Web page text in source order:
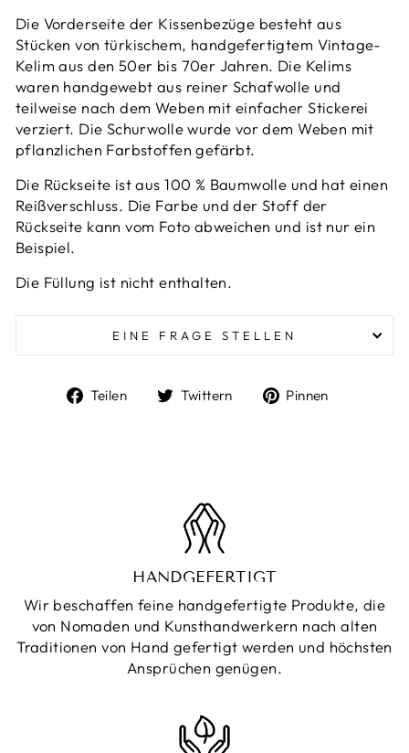
Die Vorderseite der Kissenbezüge besteht aus
Stücken von türkischem, handgefertigtem Vintage-
Kelim aus den 50er bis 70er Jahren. Die Kelims
waren handgewebtaus reiner Schafwolle und
teilweise nach dem Weben mit einfacher Stickerei
verziert. Die Schurwolle wurde vor dem Weben mit
pflanzlichen Farbstoffen gefärbt.
Die Rückseite ist aus 100 % Baumwolle und hat einen
Reißverschluss. Die Farbe und der Stoff der
Rückseite kann vom Foto abweichen und ist nur ein
Beispiel.
Die Füllung ist nicht enthalten.
EINE FRAGE STELLEN
Teilen
Auf
Twittern
Auf
Pinnen
HANDGEFERTIGT
Wir beschaffen feine handgefertigte Produkte, die
von Nomaden und Kunsthandwerkern nach alten
Traditionen von Hand gefertigt werden und höchsten
Ansprüchen genügen.